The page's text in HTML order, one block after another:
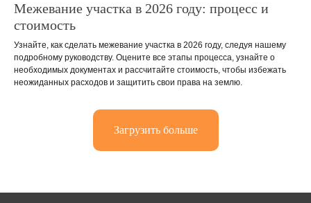
Межевание участка в 2026 году: процесс и
стоимость
Узнайте, как сделать межевание участка в 2026 году, следуя нашему
подробному руководству. Оцените все этапы процесса, узнайте о
необходимых документах и рассчитайте стоимость, чтобы избежать
неожиданных расходов и защитить свои права на землю.
Загрузить больше